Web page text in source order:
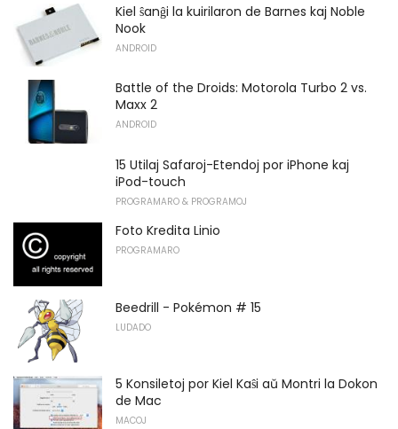
Kiel ŝanĝi la kuirilaron de Barnes kaj Noble
Nook
ANDROID
Battle of the Droids: Motorola Turbo 2 vs.
Maxx 2
ANDROID
15 Utilaj Safaroj-Etendoj por iPhone kaj
iPod-touch
PROGRAMARO & PROGRAMOJ
Foto Kredita Linio
PROGRAMARO
Beedrill - Pokémon # 15
LUDADO
5 Konsiletoj por Kiel Kaŝi aŭ Montri la Dokon
de Mac
MACOJ